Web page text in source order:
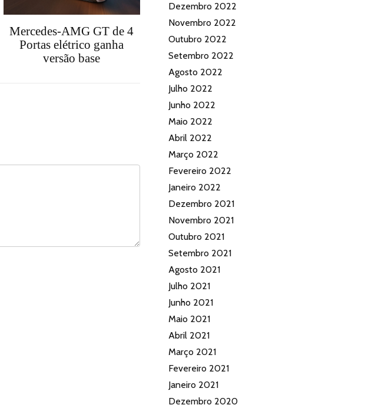
Mercedes-AMG GT de 4
Portas elétrico ganha
versão base
Dezembro 2022
Novembro 2022
Outubro 2022
Setembro 2022
Agosto 2022
Julho 2022
Junho 2022
Maio 2022
Abril 2022
Março 2022
Fevereiro 2022
Janeiro 2022
Dezembro 2021
Novembro 2021
Outubro 2021
Setembro 2021
Agosto 2021
Julho 2021
Junho 2021
Maio 2021
Abril 2021
Março 2021
Fevereiro 2021
Janeiro 2021
Dezembro 2020